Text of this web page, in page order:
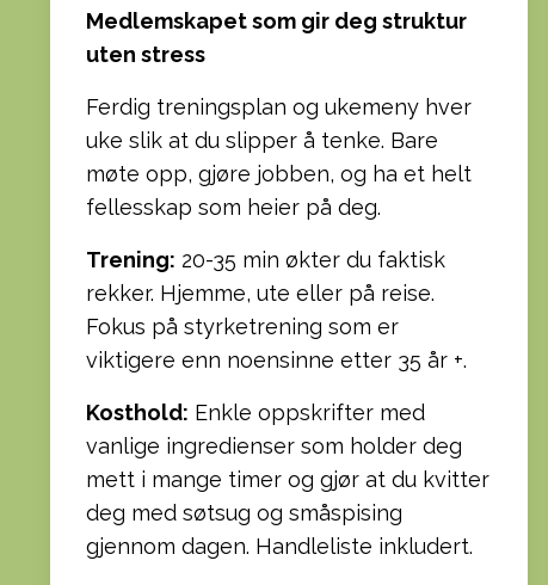
Medlemskapet som gir deg struktur
uten stress
Ferdig treningsplan og ukemeny hver
uke slik at du slipper å tenke. Bare
møte opp, gjøre jobben, og ha et helt
fellesskap som heier på deg.
Trening: 20-35 min økter du faktisk
rekker. Hjemme, ute eller på reise.
Fokus på styrketrening som er
viktigere enn noensinne etter 35 år +.
Kosthold: Enkle oppskrifter med
vanlige ingredienser som holder deg
mett i mange timer og gjør at du kvitter
deg med søtsug og småspising
gjennom dagen. Handleliste inkludert.